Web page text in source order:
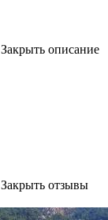
Закрыть описание
Закрыть отзывы